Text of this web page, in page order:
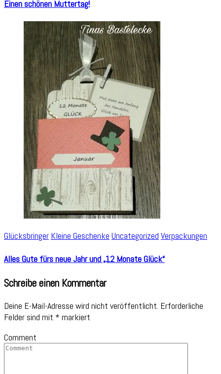
Einen schönen Muttertag!
Glücksbringer Kleine Geschenke Uncategorized Verpackungen
Alles Gute fürs neue Jahr und „12 Monate Glück“
Schreibe einen Kommentar
Deine E-Mail-Adresse wird nicht veröffentlicht. Erforderliche
Felder sind mit * markiert
Comment